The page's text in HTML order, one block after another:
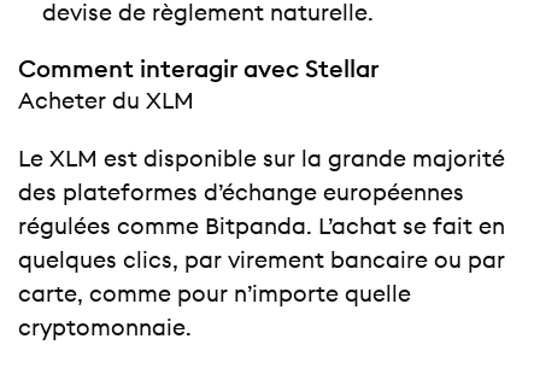
devise de règlement naturelle.
Comment interagir avec Stellar
Acheter du XLM
Le XLM est disponible sur la grande majorité
des plateformes d’échange européennes
régulées comme Bitpanda. L’achat se fait en
quelques clics, par virement bancaire ou par
carte, comme pour n’importe quelle
cryptomonnaie.